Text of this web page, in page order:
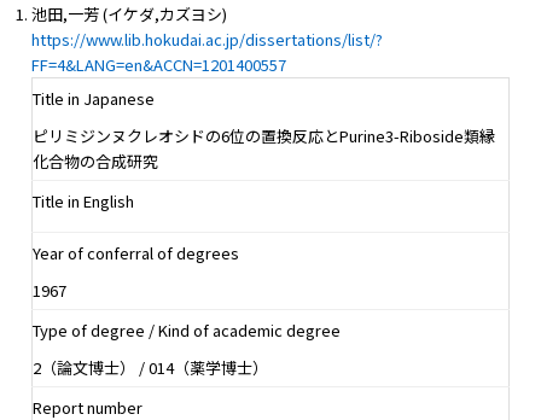
池田,一芳 (イケダ,カズヨシ)
https://www.lib.hokudai.ac.jp/dissertations/list/?
FF=4&LANG=en&ACCN=1201400557
Title in Japanese
ピリミジンヌクレオシドの6位の置換反応とPurine3-Riboside類縁
化合物の合成研究
Title in English
Year of conferral of degrees
1967
Type of degree / Kind of academic degree
2（論文博士） / 014（薬学博士）
Report number